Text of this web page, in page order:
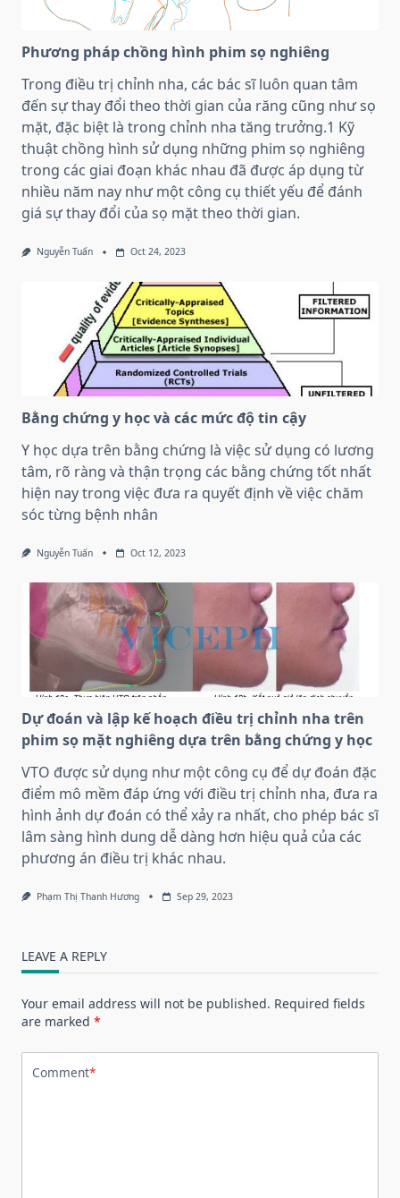
Phương pháp chồng hình phim sọ nghiêng
Trong điều trị chỉnh nha, các bác sĩ luôn quan tâm
đến sự thay đổi theo thời gian của răng cũng như sọ
mặt, đặc biệt là trong chỉnh nha tăng trưởng.1 Kỹ
thuật chồng hình sử dụng những phim sọ nghiêng
trong các giai đoạn khác nhau đã được áp dụng từ
nhiều năm nay như một công cụ thiết yếu để đánh
giá sự thay đổi của sọ mặt theo thời gian.
Nguyễn Tuấn Oct 24, 2023
Bằng chứng y học và các mức độ tin cậy
Y học dựa trên bằng chứng là việc sử dụng có lương
tâm, rõ ràng và thận trọng các bằng chứng tốt nhất
hiện nay trong việc đưa ra quyết định về việc chăm
sóc từng bệnh nhân
Nguyễn Tuấn Oct 12, 2023
Dự đoán và lập kế hoạch điều trị chỉnh nha trên
phim sọ mặt nghiêng dựa trên bằng chứng y học
VTO được sử dụng như một công cụ để dự đoán đặc
điểm mô mềm đáp ứng với điều trị chỉnh nha, đưa ra
hình ảnh dự đoán có thể xảy ra nhất, cho phép bác sĩ
lâm sàng hình dung dễ dàng hơn hiệu quả của các
phương án điều trị khác nhau.
Phạm Thị Thanh Hương Sep 29, 2023
LEAVE A REPLY
Your email address will not be published. Required fields
are marked *
Comment*